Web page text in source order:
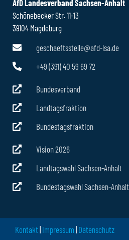
AfD Landesverband Sachsen-Anhalt
Schönebecker Str. 11-13
39104 Magdeburg
geschaeftsstelle@afd-lsa.de
+49 (391) 40 59 69 72
Bundesverband
Landtagsfraktion
Bundestagsfraktion
Vision 2026
Landtagswahl Sachsen-Anhalt
Bundestagswahl Sachsen-Anhalt
Kontakt | Impressum | Datenschutz